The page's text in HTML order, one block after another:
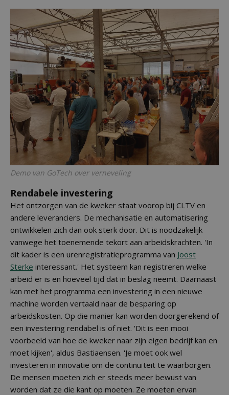
Demo van GoTech over verneveling
Rendabele investering
Het ontzorgen van de kweker staat voorop bij CLTV en
andere leveranciers. De mechanisatie en automatisering
ontwikkelen zich dan ook sterk door. Dit is noodzakelijk
vanwege het toenemende tekort aan arbeidskrachten. 'In
dit kader is een urenregistratieprogramma van Joost
Sterke interessant.' Het systeem kan registreren welke
arbeid er is en hoeveel tijd dat in beslag neemt. Daarnaast
kan met het programma een investering in een nieuwe
machine worden vertaald naar de besparing op
arbeidskosten. Op die manier kan worden doorgerekend of
een investering rendabel is of niet. 'Dit is een mooi
voorbeeld van hoe de kweker naar zijn eigen bedrijf kan en
moet kijken', aldus Bastiaensen. 'Je moet ook wel
investeren in innovatie om de continuïteit te waarborgen.
De mensen moeten zich er steeds meer bewust van
worden dat ze die kant op moeten. Ze moeten ervan